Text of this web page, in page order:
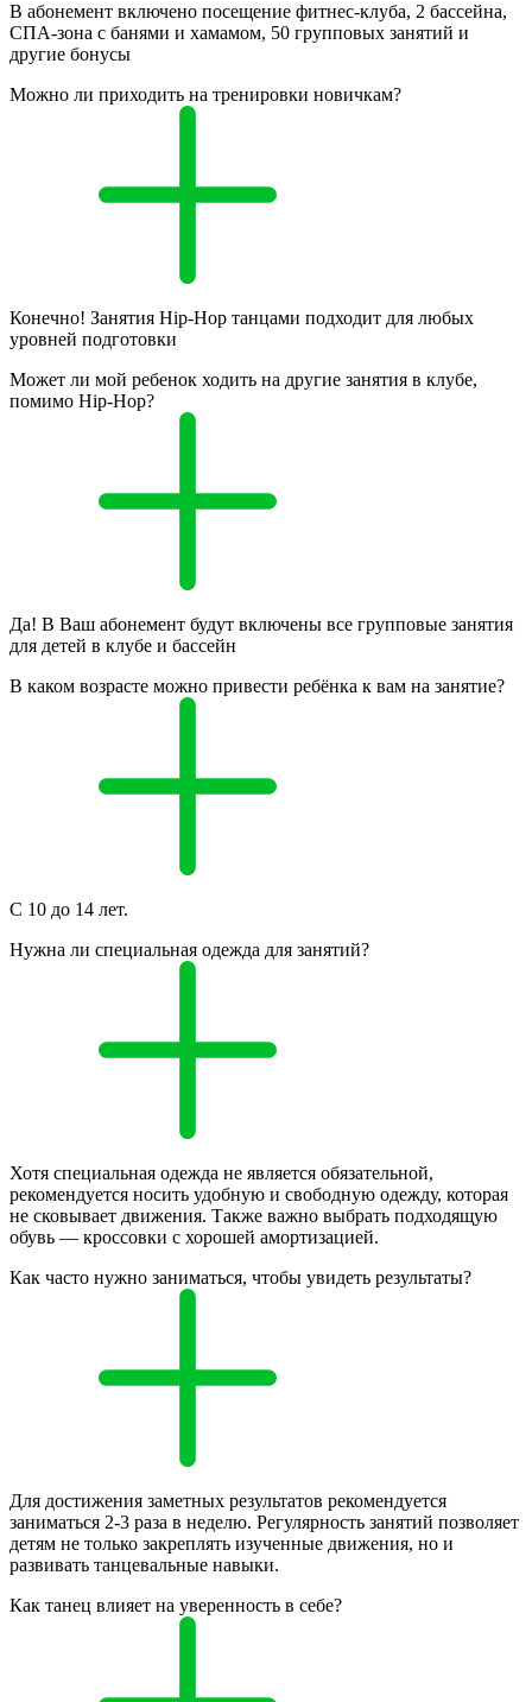
В абонемент включено посещение фитнес-клуба, 2 бассейна,
СПА-зона с банями и хамамом, 50 групповых занятий и
другие бонусы
Можно ли приходить на тренировки новичкам?
Конечно! Занятия Hip-Hop танцами подходит для любых
уровней подготовки
Может ли мой ребенок ходить на другие занятия в клубе,
помимо Hip-Hop?
Да! В Ваш абонемент будут включены все групповые занятия
для детей в клубе и бассейн
В каком возрасте можно привести ребёнка к вам на занятие?
С 10 до 14 лет.
Нужна ли специальная одежда для занятий?
Хотя специальная одежда не является обязательной,
рекомендуется носить удобную и свободную одежду, которая
не сковывает движения. Также важно выбрать подходящую
обувь — кроссовки с хорошей амортизацией.
Как часто нужно заниматься, чтобы увидеть результаты?
Для достижения заметных результатов рекомендуется
заниматься 2-3 раза в неделю. Регулярность занятий позволяет
детям не только закреплять изученные движения, но и
развивать танцевальные навыки.
Как танец влияет на уверенность в себе?